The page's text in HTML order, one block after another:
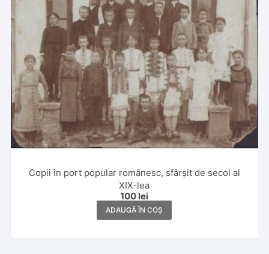
Copii în port popular românesc, sfârșit de secol al
XIX-lea
100 lei
ADAUGĂ ÎN COȘ